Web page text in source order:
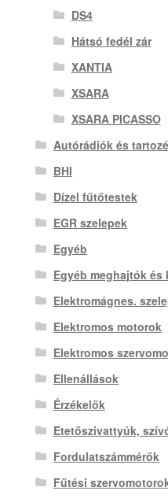
DS4
Hátsó fedél zár
XANTIA
XSARA
XSARA PICASSO
Autórádiók és
BHI
Dízel fűtőtestek
EGR szelepek
Egyéb
Egyéb meghajtók és
Elektromágnes.
Elektromos motorok
Elektromos
Ellenállások
Érzékelők
Etetőszivattyúk,
Fordulatszámmérők
Fűtési